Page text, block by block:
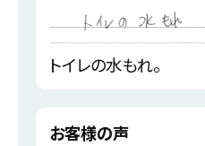
トイレの水もれ。
お客様の声